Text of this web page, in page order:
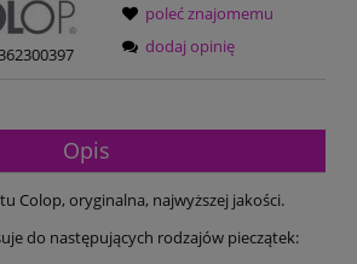
poleć znajomemu
dodaj opinię
Opis
Colop, oryginalna, najwyższej jakości.
do następujących rodzajów pieczątek: